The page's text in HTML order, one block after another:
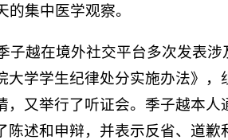
集中医学观察。
子越在境外社交平台多次发表
大学学生纪律处分实施办法》，
，又举行了听证会。季子越本人
述和申辩，并表示反省、道歉